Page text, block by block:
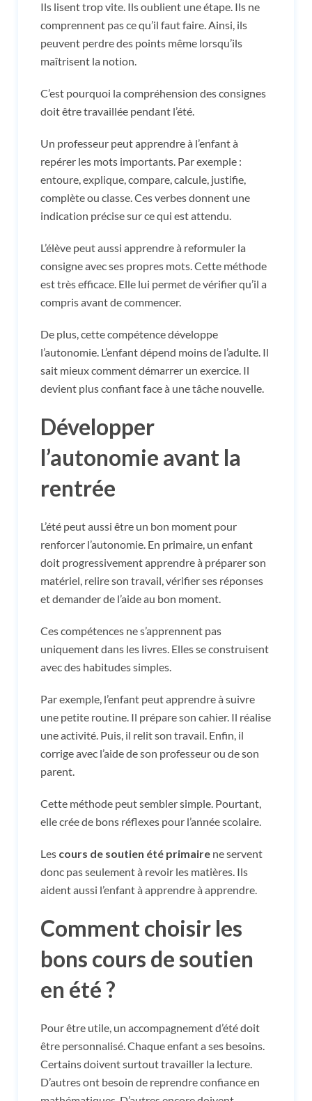
Ils lisent trop vite. Ils oublient une étape. Ils ne
comprennent pas ce qu’il faut faire. Ainsi, ils
peuvent perdre des points même lorsqu’ils
maîtrisent la notion.
C’est pourquoi la compréhension des consignes
doit être travaillée pendant l’été.
Un professeur peut apprendre à l’enfant à
repérer les mots importants. Par exemple :
entoure, explique, compare, calcule, justifie,
complète ou classe. Ces verbes donnent une
indication précise sur ce qui est attendu.
L’élève peut aussi apprendre à reformuler la
consigne avec ses propres mots. Cette méthode
est très efficace. Elle lui permet de vérifier qu’il a
compris avant de commencer.
De plus, cette compétence développe
l’autonomie. L’enfant dépend moins de l’adulte. Il
sait mieux comment démarrer un exercice. Il
devient plus confiant face à une tâche nouvelle.
Développer
l’autonomie avant la
rentrée
L’été peut aussi être un bon moment pour
renforcer l’autonomie. En primaire, un enfant
doit progressivement apprendre à préparer son
matériel, relire son travail, vérifier ses réponses
et demander de l’aide au bon moment.
Ces compétences ne s’apprennent pas
uniquement dans les livres. Elles se construisent
avec des habitudes simples.
Par exemple, l’enfant peut apprendre à suivre
une petite routine. Il prépare son cahier. Il réalise
une activité. Puis, il relit son travail. Enfin, il
corrige avec l’aide de son professeur ou de son
parent.
Cette méthode peut sembler simple. Pourtant,
elle crée de bons réflexes pour l’année scolaire.
Les cours de soutien été primaire ne servent
donc pas seulement à revoir les matières. Ils
aident aussi l’enfant à apprendre à apprendre.
Comment choisir les
bons cours de soutien
en été ?
Pour être utile, un accompagnement d’été doit
être personnalisé. Chaque enfant a ses besoins.
Certains doivent surtout travailler la lecture.
D’autres ont besoin de reprendre confiance en